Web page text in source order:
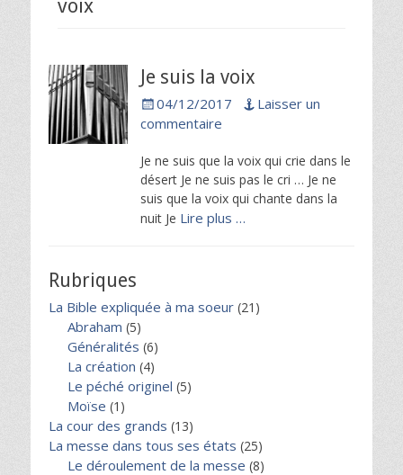
voix
Je suis la voix
Posted
04/12/2017
Laisser un
commentaire
Je ne suis que la voix qui crie dans le
désert Je ne suis pas le cri … Je ne
suis que la voix qui chante dans la
nuit Je Lire plus …
Rubriques
La Bible expliquée à ma soeur (21)
Abraham (5)
Généralités (6)
La création (4)
Le péché originel (5)
Moïse (1)
La cour des grands (13)
La messe dans tous ses états (25)
Le déroulement de la messe (8)